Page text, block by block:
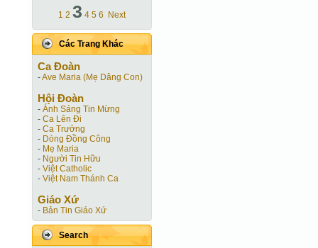
1 2 3 4 5 6 Next
Các Trang Khác
Ca Ðoàn
-Ave Maria (Mẹ Dâng Con)
Hội Ðoàn
- Ánh Sáng Tin Mừng
- Ca Lên Đi
- Ca Trưởng
- Dòng Đồng Công
- Mẹ Maria
- Người Tin Hữu
- Việt Catholic
- Việt Nam Thánh Ca
Giáo Xứ
- Bản Tin Giáo Xứ
Search